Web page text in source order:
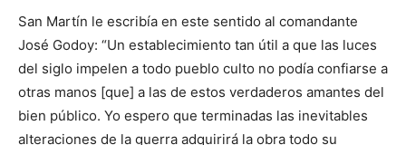
San Martín le escribía en este sentido al comandante
José Godoy: “Un establecimiento tan útil a que las luces
del siglo impelen a todo pueblo culto no podía confiarse a
otras manos [que] a las de estos verdaderos amantes del
bien público. Yo espero que terminadas las inevitables
alteraciones de la guerra adquirirá la obra todo su